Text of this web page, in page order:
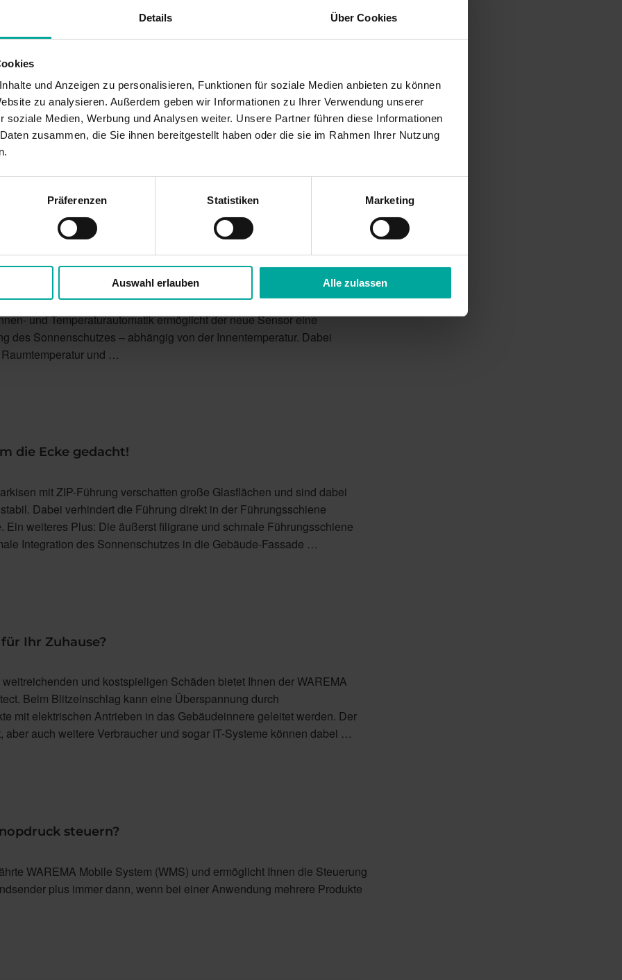
Details Über Cookies
und Anzeigen zu personalisieren, Funktionen für soziale Medien anbieten zu können
zu analysieren. Außerdem geben wir Informationen zu Ihrer Verwendung unserer
soziale Medien, Werbung und Analysen weiter. Unsere Partner führen diese Informationen
zusammen, die Sie ihnen bereitgestellt haben oder die sie im Rahmen Ihrer Nutzung
Präferenzen Statistiken Marketing
Auswahl erlauben Alle zulassen
in Ihrem Wintergarten
in Ihrer Unterglas Wintergarten-Markise W10 schaffen Sie eine tolle,
neue dazugehörige Volant-Rollo schützt Sie perfekt vor neugierigen
Erleben Sie die vier Jahreszeiten in Ihrem Wintergarten – ganz
nach Ihren Vorlieben!
für Ihr Smart Home bietet der neue WMS Temperatursensor. Durch die
und Temperaturautomatik ermöglicht der neue Sensor eine
des Sonnenschutzes – abhängig von der Innentemperatur. Dabei
und …
die Ecke gedacht!
mit ZIP-Führung verschatten große Glasflächen und sind dabei
Dabei verhindert die Führung direkt in der Führungsschiene
Ein weiteres Plus: Die äußerst filigrane und schmale Führungsschiene
Integration des Sonnenschutzes in die Gebäude-Fassade …
Ihr Zuhause?
und kostspieligen Schäden bietet Ihnen der WAREMA
Beim Blitzeinschlag kann eine Überspannung durch
mit elektrischen Antrieben in das Gebäudeinnere geleitet werden. Der
aber auch weitere Verbraucher und sogar IT-Systeme können dabei …
steuern?
WAREMA Mobile System (WMS) und ermöglicht Ihnen die Steuerung
plus immer dann, wenn bei einer Anwendung mehrere Produkte